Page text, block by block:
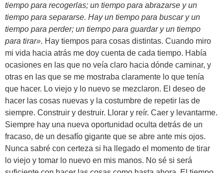
tiempo para recogerlas; un tiempo para abrazarse y un
tiempo para separarse. Hay un tiempo para buscar y un
tiempo para perder; un tiempo para guardar y un tiempo
para tirar». Hay tiempos para cosas distintas. Cuando miro
mi vida hacia atrás me doy cuenta de cada tiempo. Había
ocasiones en las que no veía claro hacia dónde caminar, y
otras en las que se me mostraba claramente lo que tenía
que hacer. Lo viejo y lo nuevo se mezclaron. El deseo de
hacer las cosas nuevas y la costumbre de repetir las de
siempre. Construir y destruir. Llorar y reír. Caer y levantarme.
Siempre hay una nueva oportunidad oculta detrás de un
fracaso, de un desafío gigante que se abre ante mis ojos.
Nunca sabré con certeza si ha llegado el momento de tirar
lo viejo y tomar lo nuevo en mis manos. No sé si será